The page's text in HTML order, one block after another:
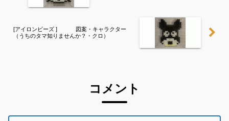
[アイロンビーズ ] 図案・キャラクター
（うちのタマ知りませんか？・クロ）
コメント